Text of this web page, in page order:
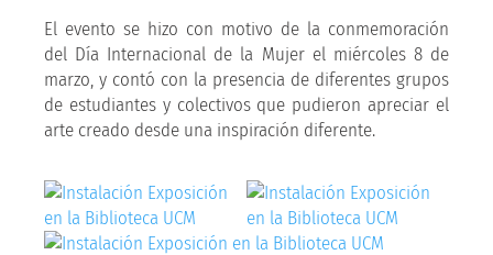
El evento se hizo con motivo de la conmemoración
del Día Internacional de la Mujer el miércoles 8 de
marzo, y contó con la presencia de diferentes grupos
de estudiantes y colectivos que pudieron apreciar el
arte creado desde una inspiración diferente.